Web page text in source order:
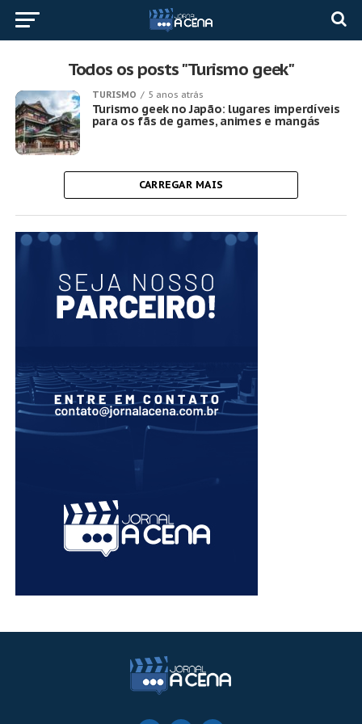
Todos os posts "Turismo geek"
TURISMO 5 anos atrás
Turismo geek no Japão: lugares imperdíveis
para os fãs de games, animes e mangás
CARREGAR MAIS